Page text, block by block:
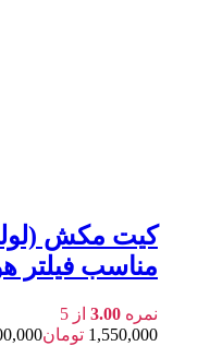
مناسب فیلتر
نمره 3.00 از 5
1,550,000 تومان